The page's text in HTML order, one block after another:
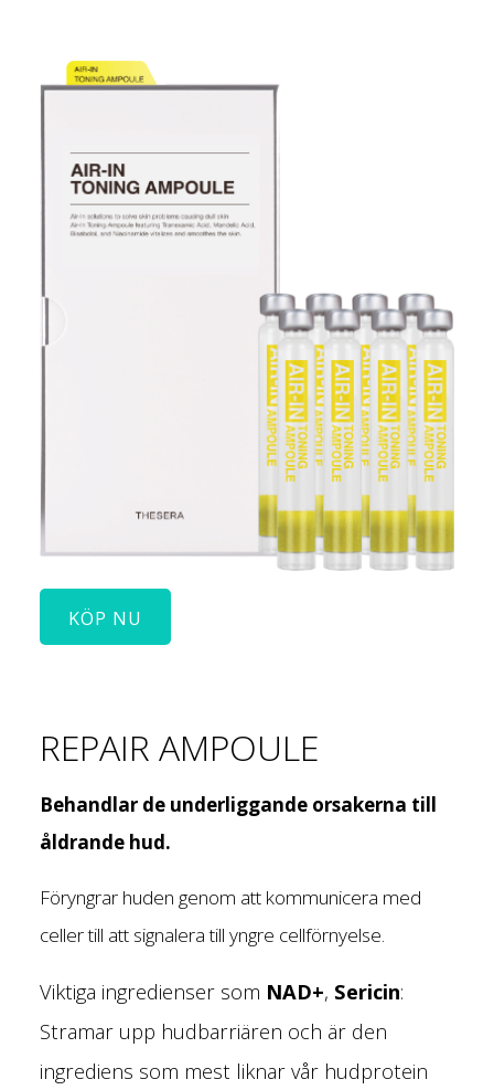
KÖP NU
REPAIR AMPOULE
Behandlar de underliggande orsakerna till
åldrande hud.
Föryngrar huden genom att kommunicera med
celler till att signalera till yngre cellförnyelse.
Viktiga ingredienser som NAD+, Sericin:
Stramar upp hudbarriären och är den
ingrediens som mest liknar vår hudprotein